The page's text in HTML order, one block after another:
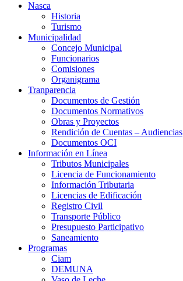
Nasca
Historia
Turismo
Municipalidad
Concejo Municipal
Funcionarios
Comisiones
Organigrama
Tranparencia
Documentos de Gestión
Documentos Normativos
Obras y Proyectos
Rendición de Cuentas – Audiencias
Documentos OCI
Información en Línea
Tributos Municipales
Licencia de Funcionamiento
Información Tributaria
Licencias de Edificación
Registro Civil
Transporte Público
Presupuesto Participativo
Saneamiento
Programas
Ciam
DEMUNA